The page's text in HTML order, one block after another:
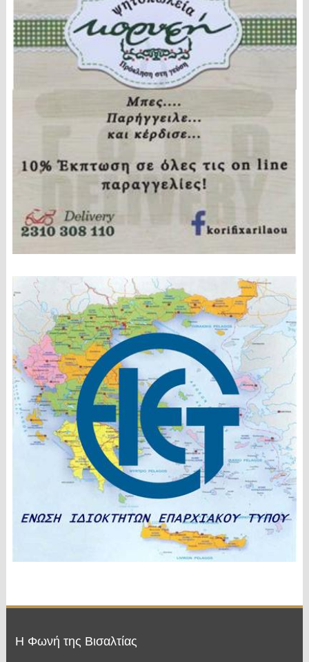
Η Φωνή της Βισαλτίας